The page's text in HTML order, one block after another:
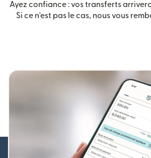
Ayez confiance : vos transferts
Si ce n'est pas le cas, nous vous